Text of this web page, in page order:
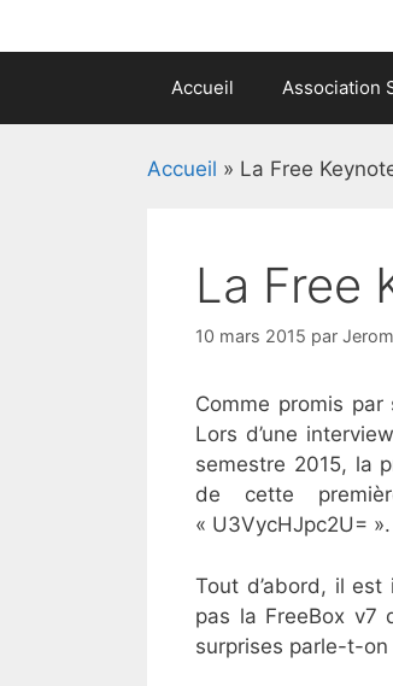
Accueil Association
Accueil » La Free
La Free
10 mars 2015 par Jerom
Comme promis
Lors d’une
semestre 2015, la
de cette
« U3VycHJpc2U=
Tout d’abord, il
pas la FreeBox v7
surprises parle-t-on